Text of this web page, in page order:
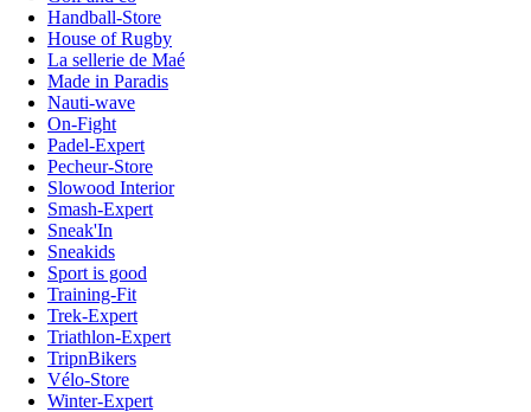
Handball-Store
House of Rugby
La sellerie de Maé
Made in Paradis
Nauti-wave
On-Fight
Padel-Expert
Pecheur-Store
Slowood Interior
Smash-Expert
Sneak'In
Sneakids
Sport is good
Training-Fit
Trek-Expert
Triathlon-Expert
TripnBikers
Vélo-Store
Winter-Expert